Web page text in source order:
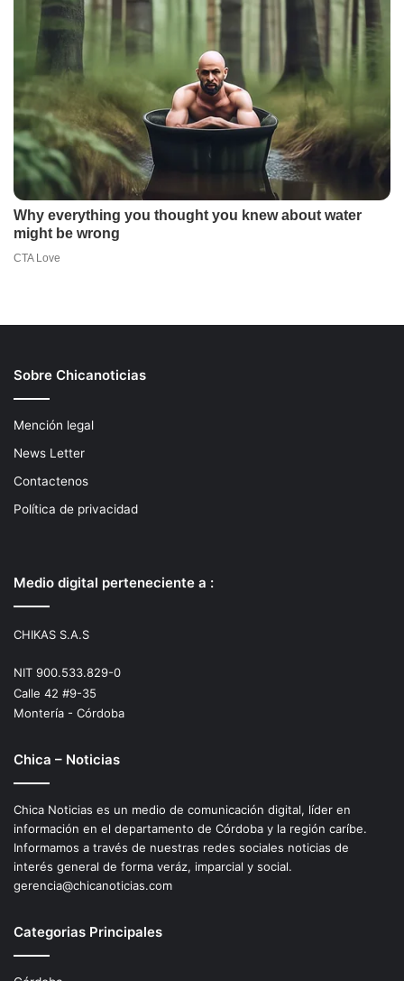
Sobre Chicanoticias
Mención legal
News Letter
Contactenos
Política de privacidad
Medio digital perteneciente a :
CHIKAS S.A.S
NIT 900.533.829-0
Calle 42 #9-35
Montería - Córdoba
Chica – Noticias
Chica Noticias es un medio de comunicación digital, líder en
información en el departamento de Córdoba y la región caríbe.
Informamos a través de nuestras redes sociales noticias de
interés general de forma veráz, imparcial y social.
gerencia@chicanoticias.com
Categorias Principales